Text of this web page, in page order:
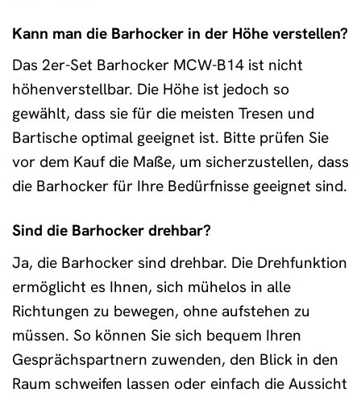
Kann man die Barhocker in der Höhe verstellen?
Das 2er-Set Barhocker MCW-B14 ist nicht
höhenverstellbar. Die Höhe ist jedoch so
gewählt, dass sie für die meisten Tresen und
Bartische optimal geeignet ist. Bitte prüfen Sie
vor dem Kauf die Maße, um sicherzustellen, dass
die Barhocker für Ihre Bedürfnisse geeignet sind.
Sind die Barhocker drehbar?
Ja, die Barhocker sind drehbar. Die Drehfunktion
ermöglicht es Ihnen, sich mühelos in alle
Richtungen zu bewegen, ohne aufstehen zu
müssen. So können Sie sich bequem Ihren
Gesprächspartnern zuwenden, den Blick in den
Raum schweifen lassen oder einfach die Aussicht